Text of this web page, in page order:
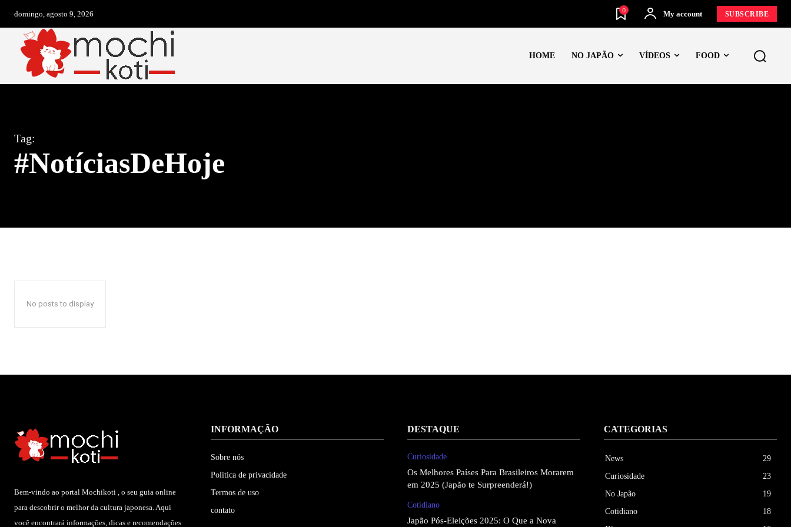
domingo, agosto 9, 2026 0 My account SUBSCRIBE
HOME NO JAPÃO VÍDEOS FOOD
Tag:
#NotíciasDeHoje
No posts to display
Bem-vindo ao portal Mochikoti , o seu guia online
para descobrir o melhor da cultura japonesa. Aqui
você encontrará informações, dicas e recomendações
INFORMAÇÃO
Sobre nós
Politica de privacidade
Termos de uso
contato
DESTAQUE
Curiosidade
Os Melhores Países Para Brasileiros Morarem
em 2025 (Japão te Surpreenderá!)
Cotidiano
Japão Pós-Eleições 2025: O Que a Nova
CATEGORIAS
News
29
Curiosidade
23
No Japão
19
Cotidiano
18